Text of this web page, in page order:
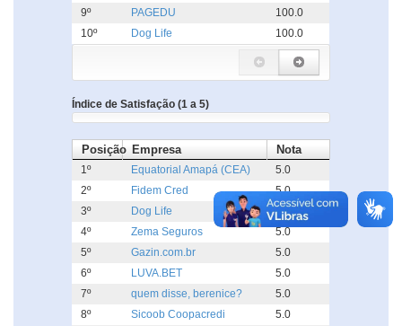
9º
PAGEDU
100.0
10º
Dog Life 100.0
Índice de Satisfação (1 a 5)
Posição Empresa Nota
1º Equatorial Amapá (CEA)
5.0
2º
Fidem Cred
5.0
3º
Dog Life
5.0
4º
Zema Seguros
5.0
5º
Gazin.com.br
5.0
6º
LUVA.BET
5.0
7º
quem disse, berenice?
5.0
8º
Sicoob Coopacredi
5.0